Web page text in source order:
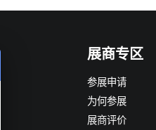
展商专区
参展申请
为何参展
展商评价